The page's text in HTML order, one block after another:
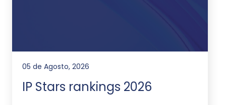
05 de Agosto, 2026
IP Stars rankings 2026